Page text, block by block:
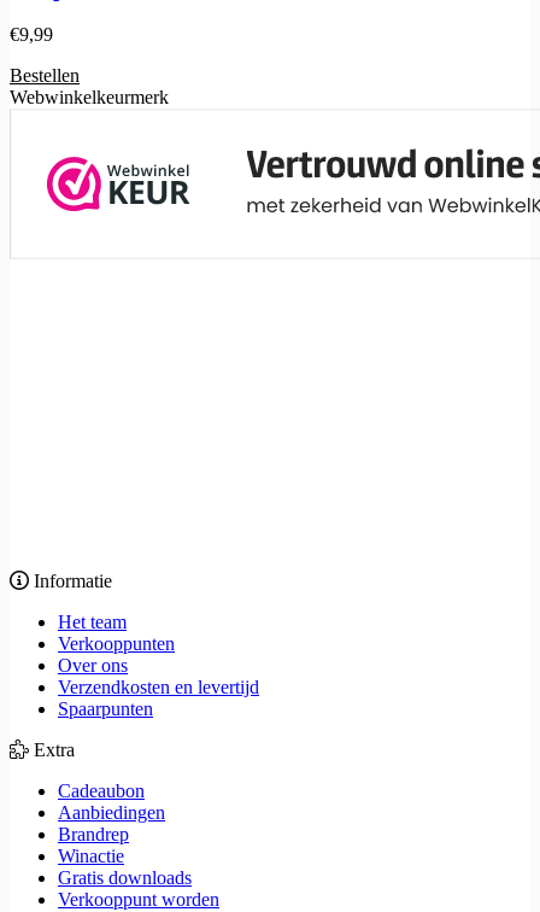
€9,99
Bestellen
Webwinkelkeurmerk
Informatie
Het team
Verkooppunten
Over ons
Verzendkosten en levertijd
Spaarpunten
Extra
Cadeaubon
Aanbiedingen
Brandrep
Winactie
Gratis downloads
Verkooppunt worden